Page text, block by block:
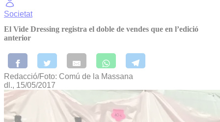
Societat
El Vide Dressing registra el doble de vendes que en l’edició
anterior
Redacció/Foto: Comú de la Massana
dl., 15/05/2017